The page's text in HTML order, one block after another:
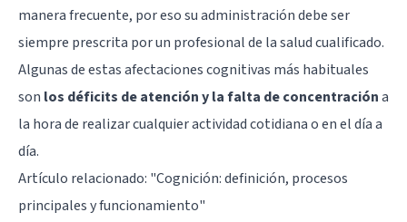
manera frecuente, por eso su administración debe ser
siempre prescrita por un profesional de la salud cualificado.
Algunas de estas afectaciones cognitivas más habituales
son los déficits de atención y la falta de concentracióna
la hora de realizar cualquier actividad cotidiana o en el día a
día.
Artículo relacionado: "Cognición: definición, procesos
principales y funcionamiento"